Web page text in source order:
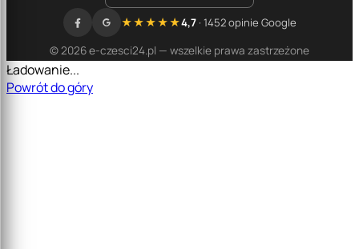
© 2026 e-czesci24.pl — wszelkie prawa zastrzeżone
★★★★★4,7· 1452 opinie Google
Ładowanie...
Powrót do góry